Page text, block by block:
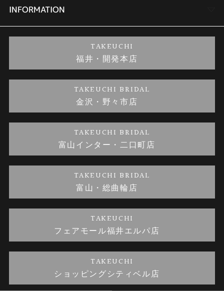
セットリング
婚約ネックレス
金・プラチナのお取引
商品一覧
ブランドリスト
金澤指輪工房｜手作りペアリング
金澤指輪工房｜手作り結婚指輪 and 婚約指輪
金澤指輪工房｜手作り婚約指輪プロポーズプラン
会社概要
お客様の声
INFORMATION
プライバシーポリシー
TAKEUCHI
福井・開発本店
TAKEUCHI BRIDAL
金沢・野々市店
TAKEUCHI BRIDAL
富山インター・二口町店
TAKEUCHI BRIDAL
富山・総曲輪店
TAKEUCHI
フェアモール福井エルパ店
TAKEUCHI
ショッピングシティベル店